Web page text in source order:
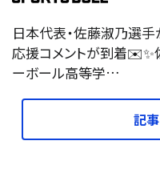
日本代表・佐藤淑乃選
応援コメントが到着✉️✨
ーボール高等学…
記